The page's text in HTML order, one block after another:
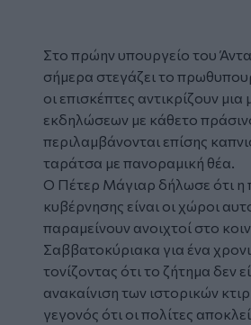
Στο πρώην υπουργείο του
σήμερα στεγάζει το
οι επισκέπτες αντικρίζουν
εκδηλώσεων με κάθετο
περιλαμβάνονται επίσης
ταράτσα με πανοραμική θέα.
Ο Πέτερ Μάγιαρ δήλωσε ότι η
κυβέρνησης είναι οι χώροι
παραμείνουν ανοιχτοί στο
Σαββατοκύριακα για ένα
τονίζοντας ότι το ζήτημα δεν
ανακαίνιση των ιστορικών
γεγονός ότι οι πολίτες